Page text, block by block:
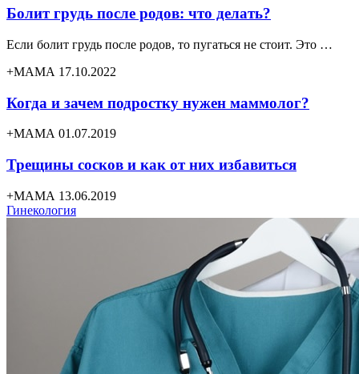
Болит грудь после родов: что делать?
Если болит грудь после родов, то пугаться не стоит. Это …
+МАМА 17.10.2022
Когда и зачем подростку нужен маммолог?
+МАМА 01.07.2019
Трещины сосков и как от них избавиться
+МАМА 13.06.2019
Гинекология